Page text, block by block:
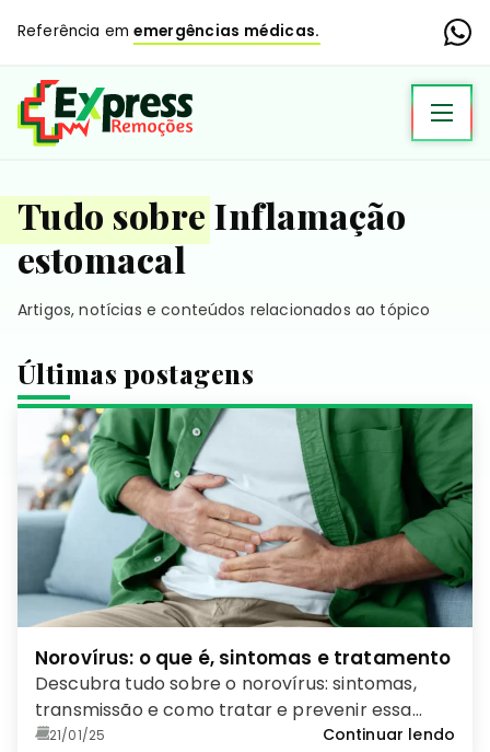
Referência ememergências médicas.
Tudo sobre Inflamação
estomacal
Artigos, notícias e conteúdos relacionados ao tópico
Últimas postagens
Norovírus: o que é, sintomas e tratamento
Descubra tudo sobre o norovírus: sintomas,
transmissão e como tratar e prevenir essa
infecção contagiosa.
21/01/25 Continuar lendo